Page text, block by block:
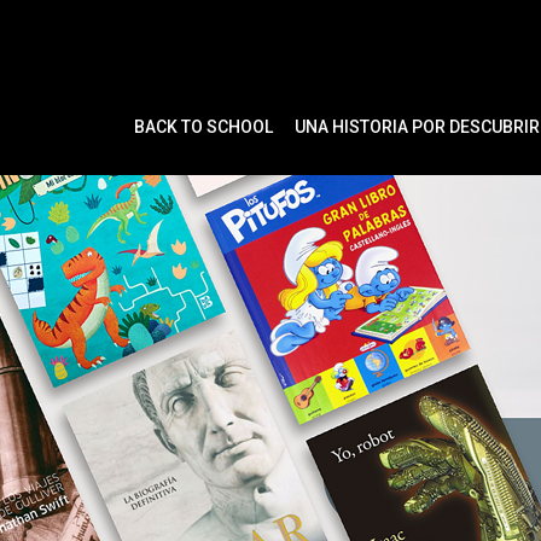
BACK TO SCHOOL UNA HISTORIA POR DESCUBRIR